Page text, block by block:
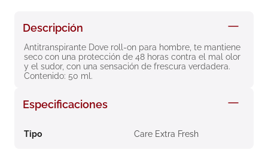
Descripción
Antitranspirante Dove roll-on para hombre, te mantiene
seco con una protección de 48 horas contra el mal olor
y el sudor, con una sensación de frescura verdadera.
Contenido: 50 ml.
Especificaciones
Tipo Care Extra Fresh
roche posay
9. nivea
10. pañales